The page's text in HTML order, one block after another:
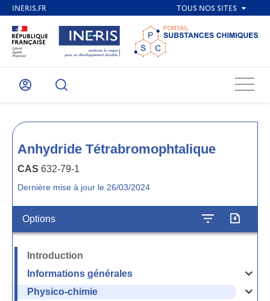
Mon
Recherche
Menu
Anhydride Tétrabromophtalique
CAS 632-79-1
Dernière mise à jour le 26/03/2024
Options
Introduction
Informations générales
Ouvrir
la
Physico-chimie
Ouvrir